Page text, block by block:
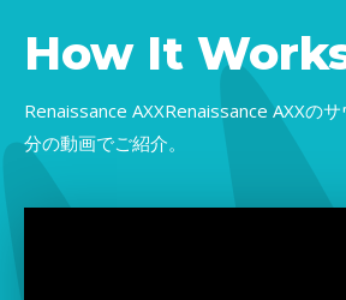
How It
Renaissance AXXRenaissance AXXの
分の動画でご紹介。